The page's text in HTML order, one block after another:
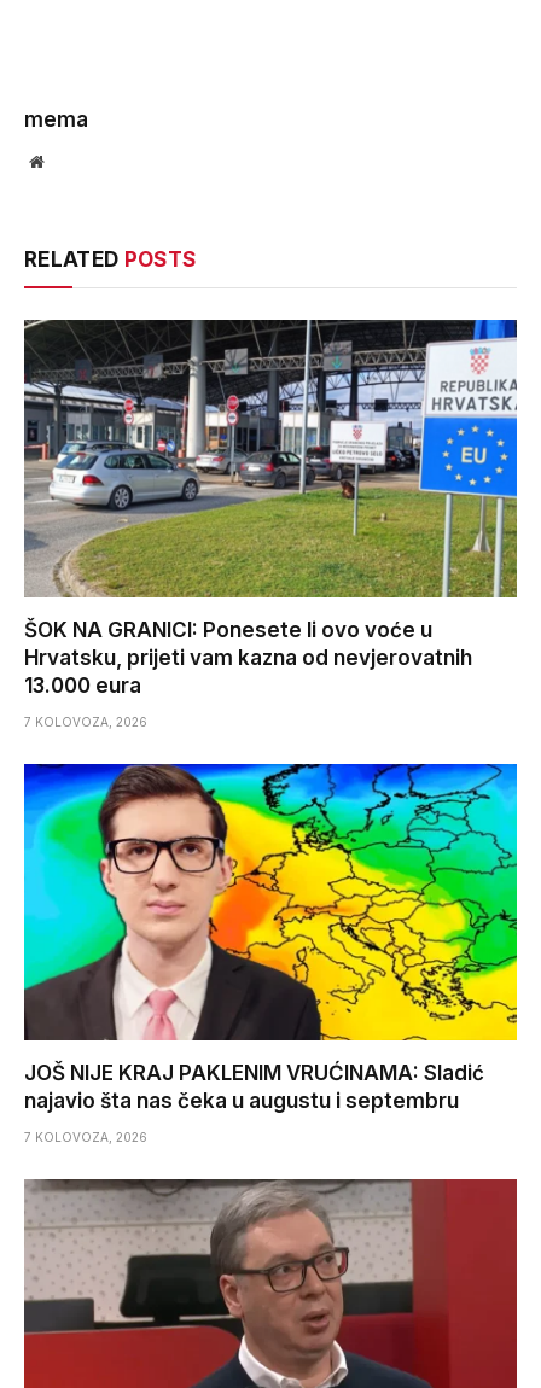
mema
Website
RELATED POSTS
ŠOK NA GRANICI: Ponesete li ovo voće u
Hrvatsku, prijeti vam kazna od nevjerovatnih
13.000 eura
7 KOLOVOZA, 2026
JOŠ NIJE KRAJ PAKLENIM VRUĆINAMA: Sladić
najavio šta nas čeka u augustu i septembru
7 KOLOVOZA, 2026